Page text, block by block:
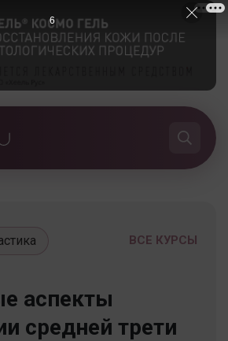
ВСЕ КУРСЫ
аспекты
средней трети
5